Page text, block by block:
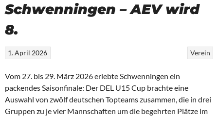
Schwenningen – AEV wird
8.
Verein
1. April 2026
Vom 27. bis 29. März 2026 erlebte Schwenningen ein
packendes Saisonfinale: Der DEL U15 Cup brachte eine
Auswahl von zwölf deutschen Topteams zusammen, die in drei
Gruppen zu je vier Mannschaften um die begehrten Plätze im